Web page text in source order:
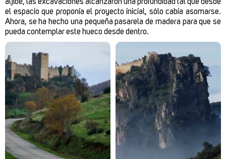
el espacio que proponía el proyecto inicial, sólo cabía asomarse.
Ahora, se ha hecho una pequeña pasarela de madera para que se
pueda contemplar este hueco desde dentro.